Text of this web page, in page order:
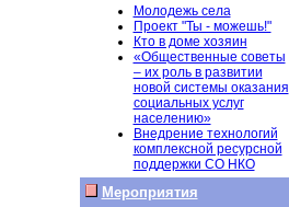
Молодежь села
Проект "Ты - можешь!"
Кто в доме хозяин
«Общественные советы
– их роль в развитии
новой системы оказания
социальных услуг
населению»
Внедрение технологий
комплексной ресурсной
поддержки СО НКО
Мероприятия